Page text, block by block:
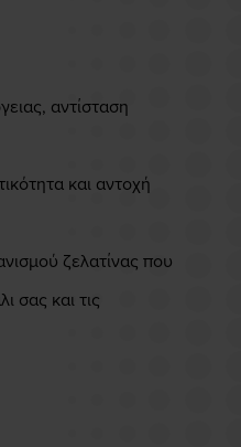
αντίσταση
και αντοχή
ζελατίνας που
σας και τις